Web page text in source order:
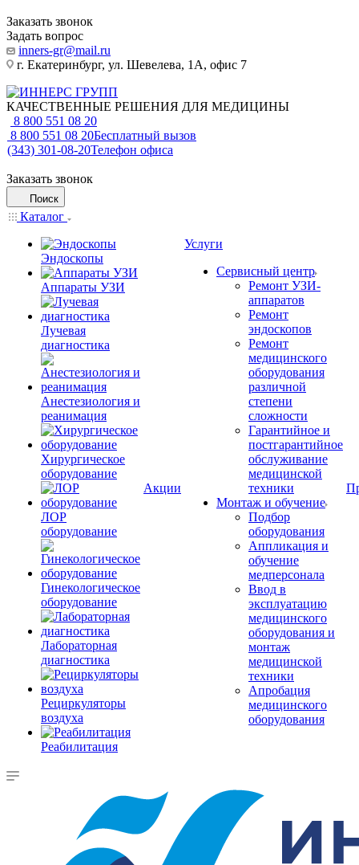
Заказать звонок
Задать вопрос
inners-gr@mail.ru
г. Екатеринбург, ул. Шевелева, 1А, офис 7
КАЧЕСТВЕННЫЕ РЕШЕНИЯ ДЛЯ МЕДИЦИНЫ
8 800 551 08 20
8 800 551 08 20Бесплатный вызов
(343) 301-08-20Телефон офиса
Заказать звонок
Поиск
Каталог
Эндоскопы
Аппараты УЗИ
Лучевая
диагностика
Анестезиология и
реанимация
Хирургическое
оборудование
ЛОР
оборудование
Гинекологическое
оборудование
Лабораторная
диагностика
Рециркуляторы
воздуха
Реабилитация
Акции
Услуги
Сервисный центр
Ремонт УЗИ-
аппаратов
Ремонт
эндоскопов
Ремонт
медицинского
оборудования
различной
степени
сложности
Гарантийное и
постгарантийное
обслуживание
медицинской
техники
Монтаж и обучение
Подбор
оборудования
Аппликация и
обучение
медперсонала
Ввод в
эксплуатацию
медицинского
оборудования и
монтаж
медицинской
техники
Апробация
медицинского
оборудования